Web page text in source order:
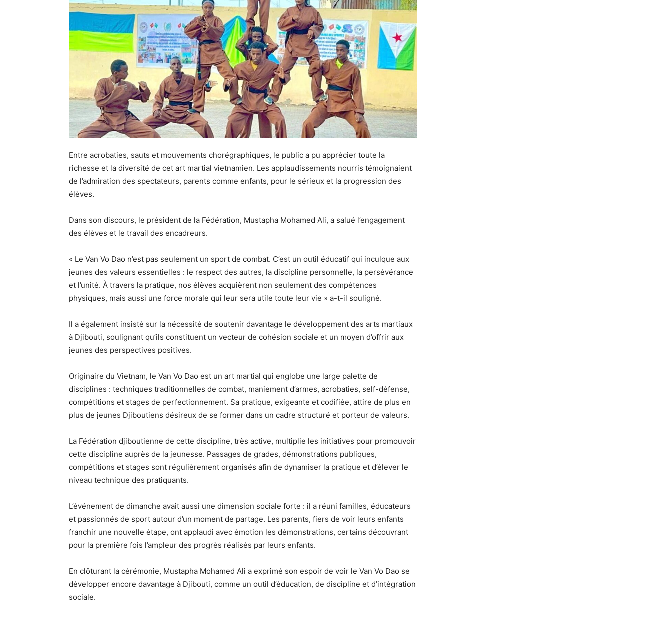
Entre acrobaties, sauts et mouvements chorégraphiques, le public a pu apprécier toute la
richesse et la diversité de cet art martial vietnamien. Les applaudissements nourris témoignaient
de l’admiration des spectateurs, parents comme enfants, pour le sérieux et la progression des
élèves.
Dans son discours, le président de la Fédération, Mustapha Mohamed Ali, a salué l’engagement
des élèves et le travail des encadreurs.
« Le Van Vo Dao n’est pas seulement un sport de combat. C’est un outil éducatif qui inculque aux
jeunes des valeurs essentielles : le respect des autres, la discipline personnelle, la persévérance
et l’unité. À travers la pratique, nos élèves acquièrent non seulement des compétences
physiques, mais aussi une force morale qui leur sera utile toute leur vie » a-t-il souligné.
Il a également insisté sur la nécessité de soutenir davantage le développement des arts martiaux
à Djibouti, soulignant qu’ils constituent un vecteur de cohésion sociale et un moyen d’offrir aux
jeunes des perspectives positives.
Originaire du Vietnam, le Van Vo Dao est un art martial qui englobe une large palette de
disciplines : techniques traditionnelles de combat, maniement d’armes, acrobaties, self-défense,
compétitions et stages de perfectionnement. Sa pratique, exigeante et codifiée, attire de plus en
plus de jeunes Djiboutiens désireux de se former dans un cadre structuré et porteur de valeurs.
La Fédération djiboutienne de cette discipline, très active, multiplie les initiatives pour promouvoir
cette discipline auprès de la jeunesse. Passages de grades, démonstrations publiques,
compétitions et stages sont régulièrement organisés afin de dynamiser la pratique et d’élever le
niveau technique des pratiquants.
L’événement de dimanche avait aussi une dimension sociale forte : il a réuni familles, éducateurs
et passionnés de sport autour d’un moment de partage. Les parents, fiers de voir leurs enfants
franchir une nouvelle étape, ont applaudi avec émotion les démonstrations, certains découvrant
pour la première fois l’ampleur des progrès réalisés par leurs enfants.
En clôturant la cérémonie, Mustapha Mohamed Ali a exprimé son espoir de voir le Van Vo Dao se
développer encore davantage à Djibouti, comme un outil d’éducation, de discipline et d’intégration
sociale.